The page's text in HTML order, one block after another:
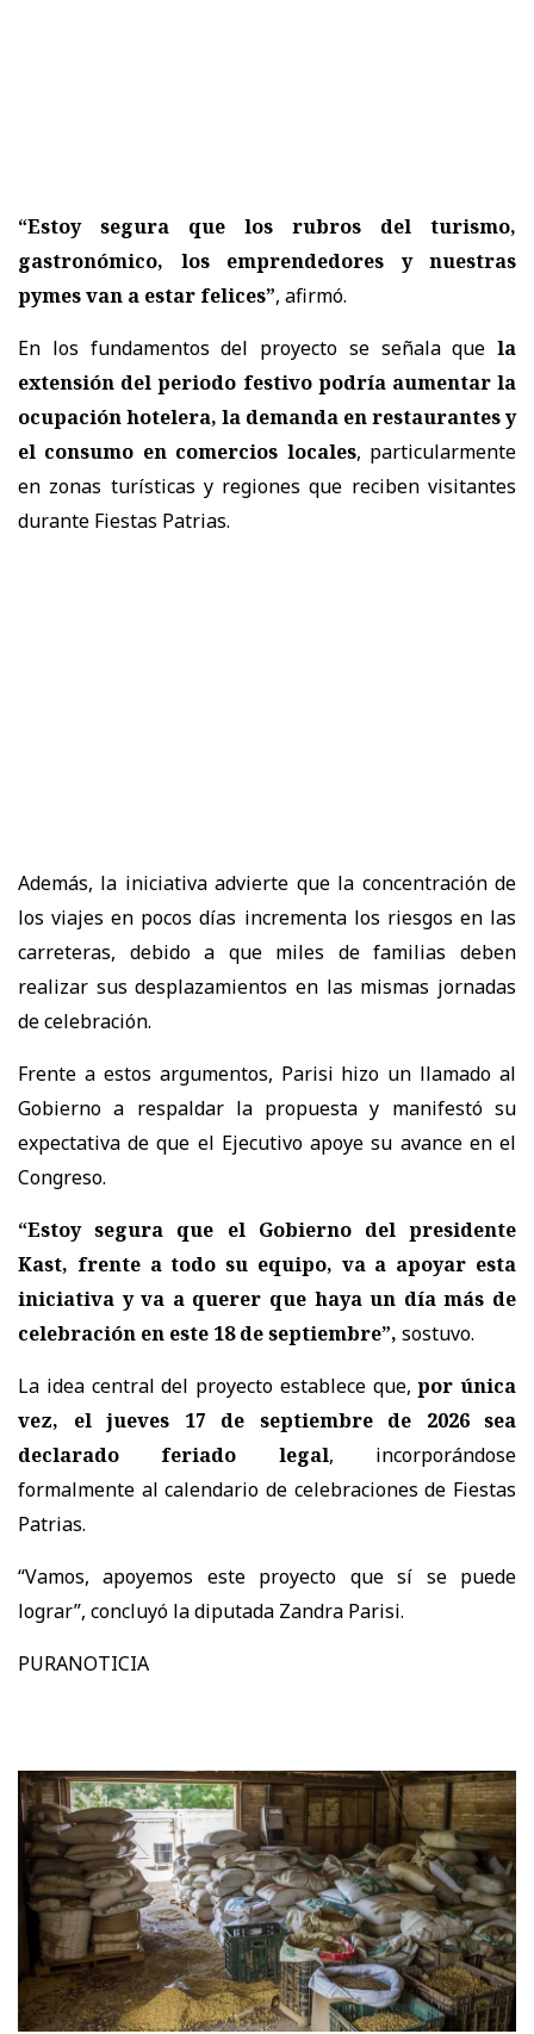
“Estoy segura que los rubros del turismo,
gastronómico, los emprendedores y nuestras
pymes van a estar felices”, afirmó.
En los fundamentos del proyecto se señala que la
extensión del periodo festivo podría aumentar la
ocupación hotelera, la demanda en restaurantes y
el consumo en comercios locales, particularmente
en zonas turísticas y regiones que reciben visitantes
durante Fiestas Patrias.
Además, la iniciativa advierte que la concentración de
los viajes en pocos días incrementa los riesgos en las
carreteras, debido a que miles de familias deben
realizar sus desplazamientos en las mismas jornadas
de celebración.
Frente a estos argumentos, Parisi hizo un llamado al
Gobierno a respaldar la propuesta y manifestó su
expectativa de que el Ejecutivo apoye su avance en el
Congreso.
“Estoy segura que el Gobierno del presidente
Kast, frente a todo su equipo, va a apoyar esta
iniciativa y va a querer que haya un día más de
celebración en este 18 de septiembre”, sostuvo.
La idea central del proyecto establece que,por única
vez, el jueves 17 de septiembre de 2026 sea
declarado feriado legal, incorporándose
formalmente al calendario de celebraciones de Fiestas
Patrias.
“Vamos, apoyemos este proyecto que sí se puede
lograr”, concluyó la diputada Zandra Parisi.
PURANOTICIA